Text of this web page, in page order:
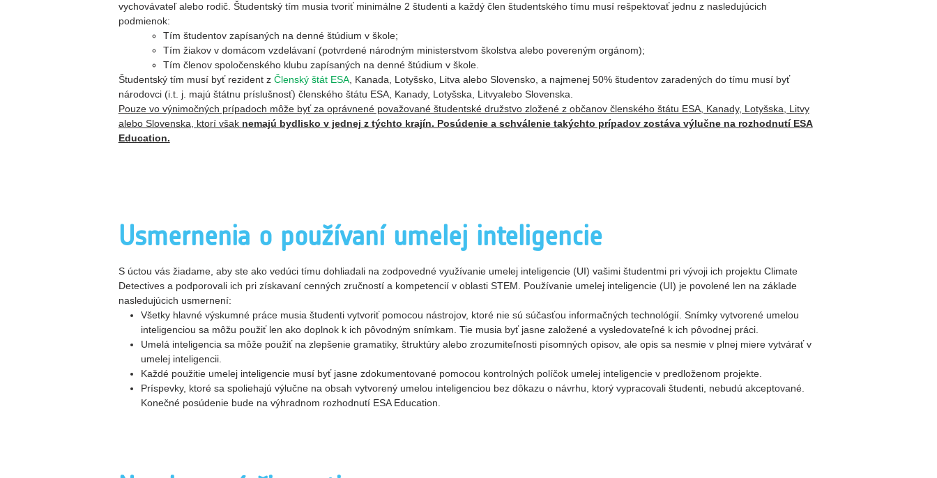
vychovávateľ alebo rodič. Študentský tím musia tvoriť minimálne 2 študenti a každý člen študentského tímu musí rešpektovať jednu z nasledujúcich
podmienok:
Tím študentov zapísaných na denné štúdium v škole;
Tím žiakov v domácom vzdelávaní (potvrdené národným ministerstvom školstva alebo povereným orgánom);
Tím členov spoločenského klubu zapísaných na denné štúdium v škole.
Študentský tím musí byť rezidentz Členský štát ESA, Kanada, Lotyšsko, Litvaalebo Slovensko, a najmenej 50% študentov zaradených do tímu musí byť
národovci (i.t. j. majú štátnu príslušnosť) členského štátu ESA, Kanady, Lotyšska, Litvyalebo Slovenska.
Pouze vo výnimočných prípadoch môže byť za oprávnené považované študentské družstvo zložené z občanov členského štátu ESA, Kanady, Lotyšska, Litvy
alebo Slovenska, ktorí však nemajú bydlisko v jednej z týchto krajín. Posúdenie a schválenie takýchto prípadov zostáva výlučne na rozhodnutí ESA
Education.
Usmernenia o používaní umelej inteligencie
S úctou vás žiadame, aby ste ako vedúci tímu dohliadali na zodpovedné využívanie umelej inteligencie (UI) vašimi študentmi pri vývoji ich projektu Climate
Detectives a podporovali ich pri získavaní cenných zručností a kompetencií v oblasti STEM. Používanie umelej inteligencie (UI) je povolené len na základe
nasledujúcich usmernení:
Všetky hlavné výskumné práce musia študenti vytvoriť pomocou nástrojov, ktoré nie sú súčasťou informačných technológií. Snímky vytvorené umelou
inteligenciou sa môžu použiť len ako doplnok k ich pôvodným snímkam. Tie musia byť jasne založené a vysledovateľné k ich pôvodnej práci.
Umelá inteligencia sa môže použiť na zlepšenie gramatiky, štruktúry alebo zrozumiteľnosti písomných opisov, ale opis sa nesmie v plnej miere vytvárať v
umelej inteligencii.
Každé použitie umelej inteligencie musí byť jasne zdokumentované pomocou kontrolných políčok umelej inteligencie v predloženom projekte.
Príspevky, ktoré sa spoliehajú výlučne na obsah vytvorený umelou inteligenciou bez dôkazu o návrhu, ktorý vypracovali študenti, nebudú akceptované.
Konečné posúdenie bude na výhradnom rozhodnutí ESA Education.